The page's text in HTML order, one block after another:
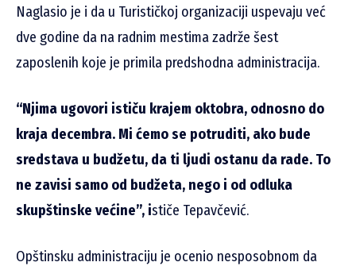
Naglasio je i da u Turističkoj organizaciji uspevaju već
dve godine da na radnim mestima zadrže šest
zaposlenih koje je primila predshodna administracija.
“Njima ugovori ističu krajem oktobra, odnosno do
kraja decembra. Mi ćemo se potruditi, ako bude
sredstava u budžetu, da ti ljudi ostanu da rade. To
ne zavisi samo od budžeta, nego i od odluka
skupštinske većine”, ističe Tepavčević.
Opštinsku administraciju je ocenio nesposobnom da